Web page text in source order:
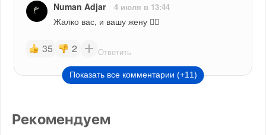
Numan Adjar 4 июля в 13:44
Жалко вас, и вашу жену 🤦‍♂️
35 2 Ответить
Показать все комментарии (+11)
Рекомендуем